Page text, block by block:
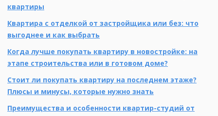
квартиры
Квартира с отделкой от застройщика или без: что
выгоднее и как выбрать
Когда лучше покупать квартиру в новостройке: на
этапе строительства или в готовом доме?
Стоит ли покупать квартиру на последнем этаже?
Плюсы и минусы, которые нужно знать
Преимущества и особенности квартир-студий от